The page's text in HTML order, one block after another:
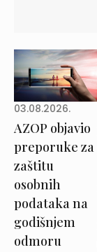
03.08.2026.
AZOP objavio
preporuke za
zaštitu
osobnih
podataka na
godišnjem
odmoru